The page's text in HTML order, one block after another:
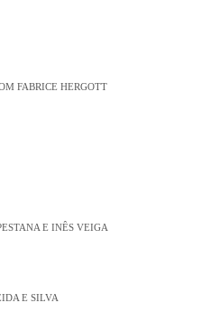
FABRICE HERGOTT
E INÊS VEIGA
E SILVA